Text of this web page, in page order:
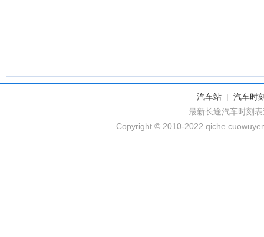
汽车站 | 汽车时
最新长途汽车时刻
Copyright © 2010-2022